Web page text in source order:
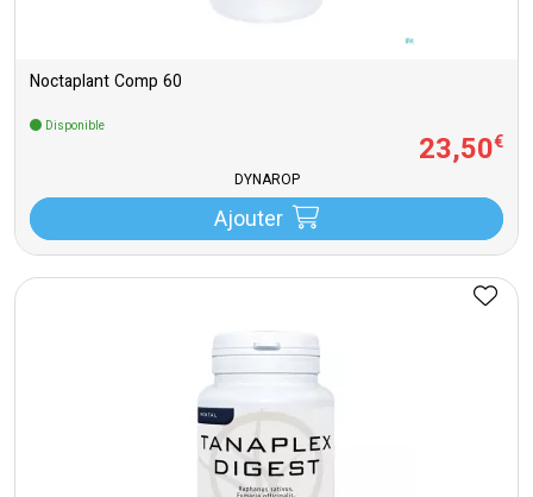
Noctaplant Comp 60
Disponible
23,50€
DYNAROP
Ajouter